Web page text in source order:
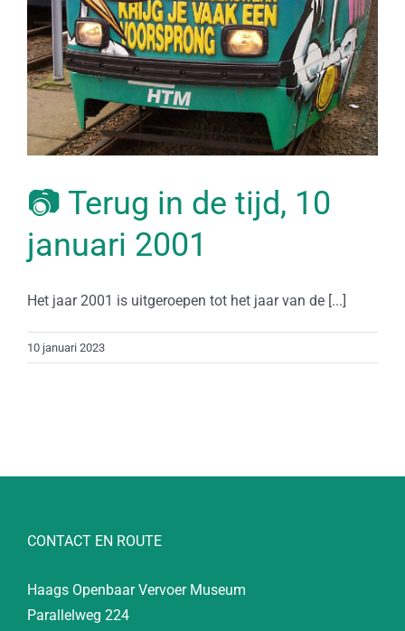
📷 Terug in de tijd, 10
januari 2001
Het jaar 2001 is uitgeroepen tot het jaar van de [...]
10 januari 2023
CONTACT EN ROUTE
Haags Openbaar Vervoer Museum
Parallelweg 224